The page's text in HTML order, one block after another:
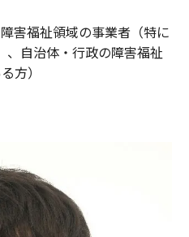
害福祉領域の事業者（特に
自治体・行政の障害福祉
方）